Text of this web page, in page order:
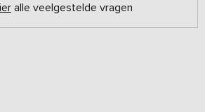
alle veelgestelde vragen